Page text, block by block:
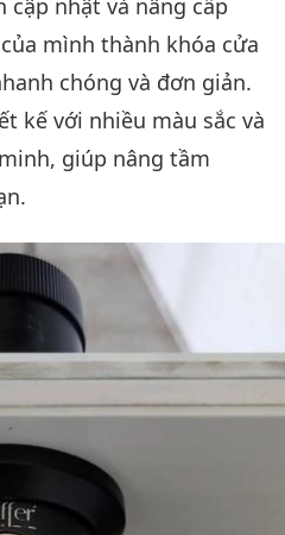
cập nhật và nâng cấp
mình thành khóa cửa
chóng và đơn giản.
kế với nhiều màu sắc và
giúp nâng tầm